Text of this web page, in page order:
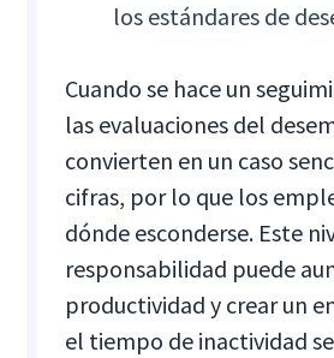
los estándares de
Cuando se hace un
las evaluaciones del
convierten en un caso
cifras, por lo que los
dónde esconderse. Este
responsabilidad puede
productividad y crear un
el tiempo de inactividad